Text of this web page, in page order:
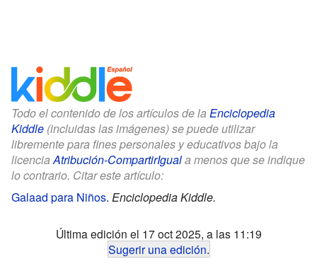
Todo el contenido de los artículos de la Enciclopedia
Kiddle (incluidas las imágenes) se puede utilizar
libremente para fines personales y educativos bajo la
licencia Atribución-CompartirIguala menos que se indique
lo contrario. Citar este artículo:
Galaad para Niños. Enciclopedia Kiddle.
Última edición el 17 oct 2025, a las 11:19
Sugerir una edición.